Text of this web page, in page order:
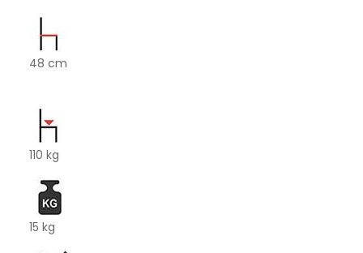
48 cm
110 kg
15 kg